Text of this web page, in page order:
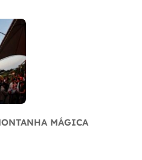
MÁGICA